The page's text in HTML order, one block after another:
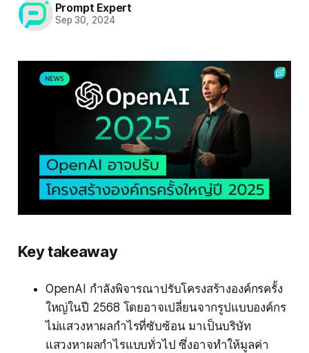
Prompt Expert
Sep 30, 2024
Key takeaway
OpenAI กำลังพิจารณาปรับโครงสร้างองค์กรครั้ง
ใหญ่ในปี 2568 โดยอาจเปลี่ยนจากรูปแบบองค์กร
ไม่แสวงหาผลกำไรที่ซับซ้อน มาเป็นบริษัท
แสวงหาผลกำไรแบบทั่วไป ซึ่งอาจทำให้มูลค่า